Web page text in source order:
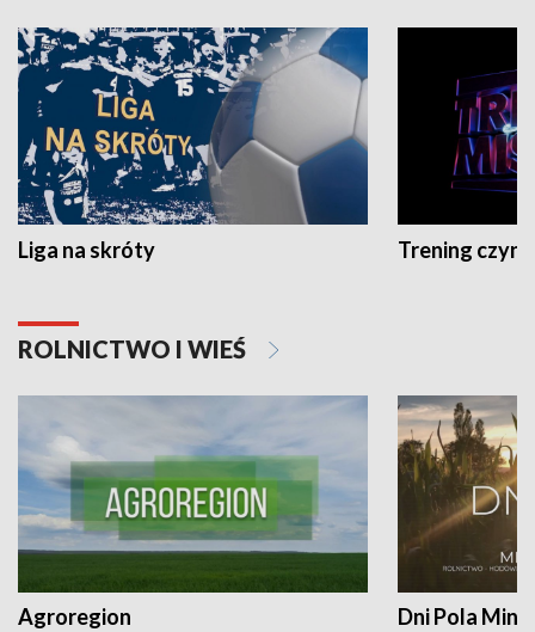
Liga na skróty Trening czyni
ROLNICTWO I WIEŚ
Agroregion Dni Pola